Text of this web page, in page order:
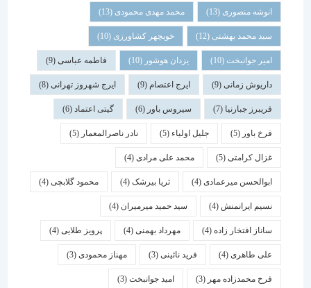
انوشه منصوری(13) محمد مهدی محمودی(13)
سید محمد بهشتی(12) خوبچهر کشاورزی(10)
امیر جوانبخت(10) یزدان هوشور(10) فاطمه عباسی(9)
داریوش زمانی(9) ایرج اعتصام(9) ایرج شهروز تهرانی(8)
فریبرز جبارنیا(7) سیروس باور(6) گیتی اعتماد(6)
فرخ باور(5) جلیل اولیاء(5) نادر ناصرالمعمار (5)
غزال کرامتی(5) محمد علی مرادی(4)
ابوالحسن میرعمادی(4) ثریا بیرشک(4) محمود گلابچی(4)
نسیم ایرانمنش(4) سید حمید میرمیران(4)
ساناز افتخار زاده(4) مهرداد بهمنی (4) پرویز طلایی(4)
علی طاهری(4) فرید نائینی(3) مهناز محمودی(3)
فرخ محمدزاده مهر(3) امید جوانبخت(3)